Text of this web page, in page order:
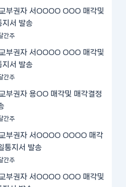
권자 서OOOO OOO 매각및
지서 발송
간주
권자 서OOOO OOO 매각및
지서 발송
간주
권자 용OO 매각및 매각결정
간주
권자 서OOOO OOOO 매각
통지서 발송
간주
권자 서OOOO OOO 매각및